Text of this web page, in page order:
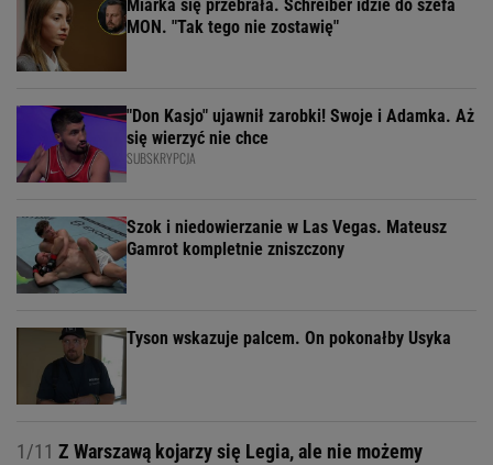
Miarka się przebrała. Schreiber idzie do szefa
MON. "Tak tego nie zostawię"
"Don Kasjo" ujawnił zarobki! Swoje i Adamka. Aż
się wierzyć nie chce
SUBSKRYPCJA
Szok i niedowierzanie w Las Vegas. Mateusz
Gamrot kompletnie zniszczony
Tyson wskazuje palcem. On pokonałby Usyka
1/11 Z Warszawą kojarzy się Legia, ale nie możemy